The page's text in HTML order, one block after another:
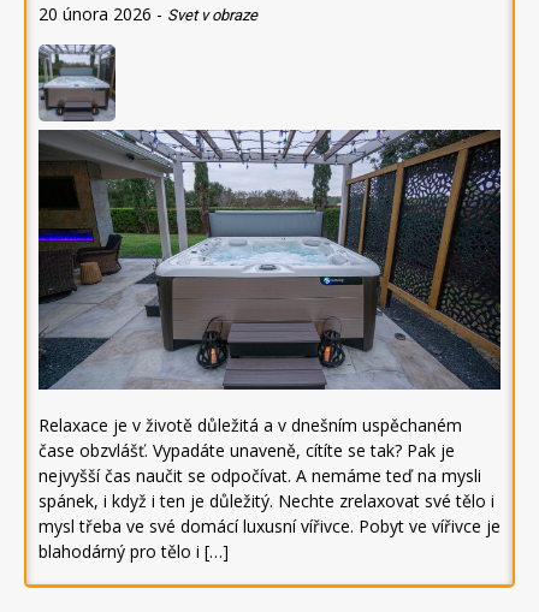
20 února 2026 - Svet v obraze
Relaxace je v životě důležitá a v dnešním uspěchaném
čase obzvlášť. Vypadáte unaveně, cítíte se tak? Pak je
nejvyšší čas naučit se odpočívat. A nemáme teď na mysli
spánek, i když i ten je důležitý. Nechte zrelaxovat své tělo i
mysl třeba ve své domácí luxusní vířivce. Pobyt ve vířivce je
blahodárný pro tělo i […]